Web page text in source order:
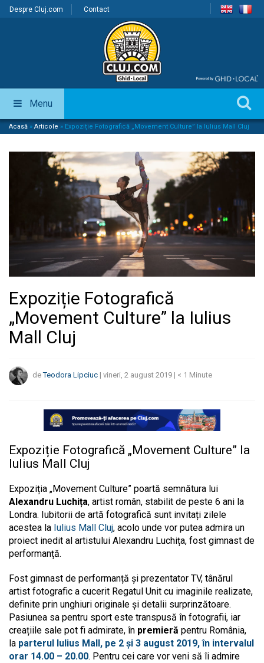
Despre Cluj.com Contact
Menu
Acasă » Articole » Expoziție Fotografică „Movement Culture” la Iulius Mall Cluj
Expoziție Fotografică
„Movement Culture” la Iulius
Mall Cluj
deTeodora Lipciuc | vineri, 2 august 2019 | < 1 Minute
Expoziție Fotografică „Movement Culture” la
Iulius Mall Cluj
Expoziția „Movement Culture” poartă semnătura lui
Alexandru Luchița, artist român, stabilit de peste 6 ani la
Londra. Iubitorii de artă fotografică sunt invitați zilele
acestea la Iulius Mall Cluj, acolo unde vor putea admira un
proiect inedit al artistului Alexandru Luchița, fost gimnast de
performanță.
Fost gimnast de performanță și prezentator TV, tânărul
artist fotografic a cucerit Regatul Unit cu imaginile realizate,
definite prin unghiuri originale și detalii surprinzătoare.
Pasiunea sa pentru sport este transpusă în fotografii, iar
creațiile sale pot fi admirate, în premieră pentru România,
la parterul Iulius Mall, pe 2 și 3 august 2019, în intervalul
orar 14.00 – 20.00. Pentru cei care vor veni să îi admire